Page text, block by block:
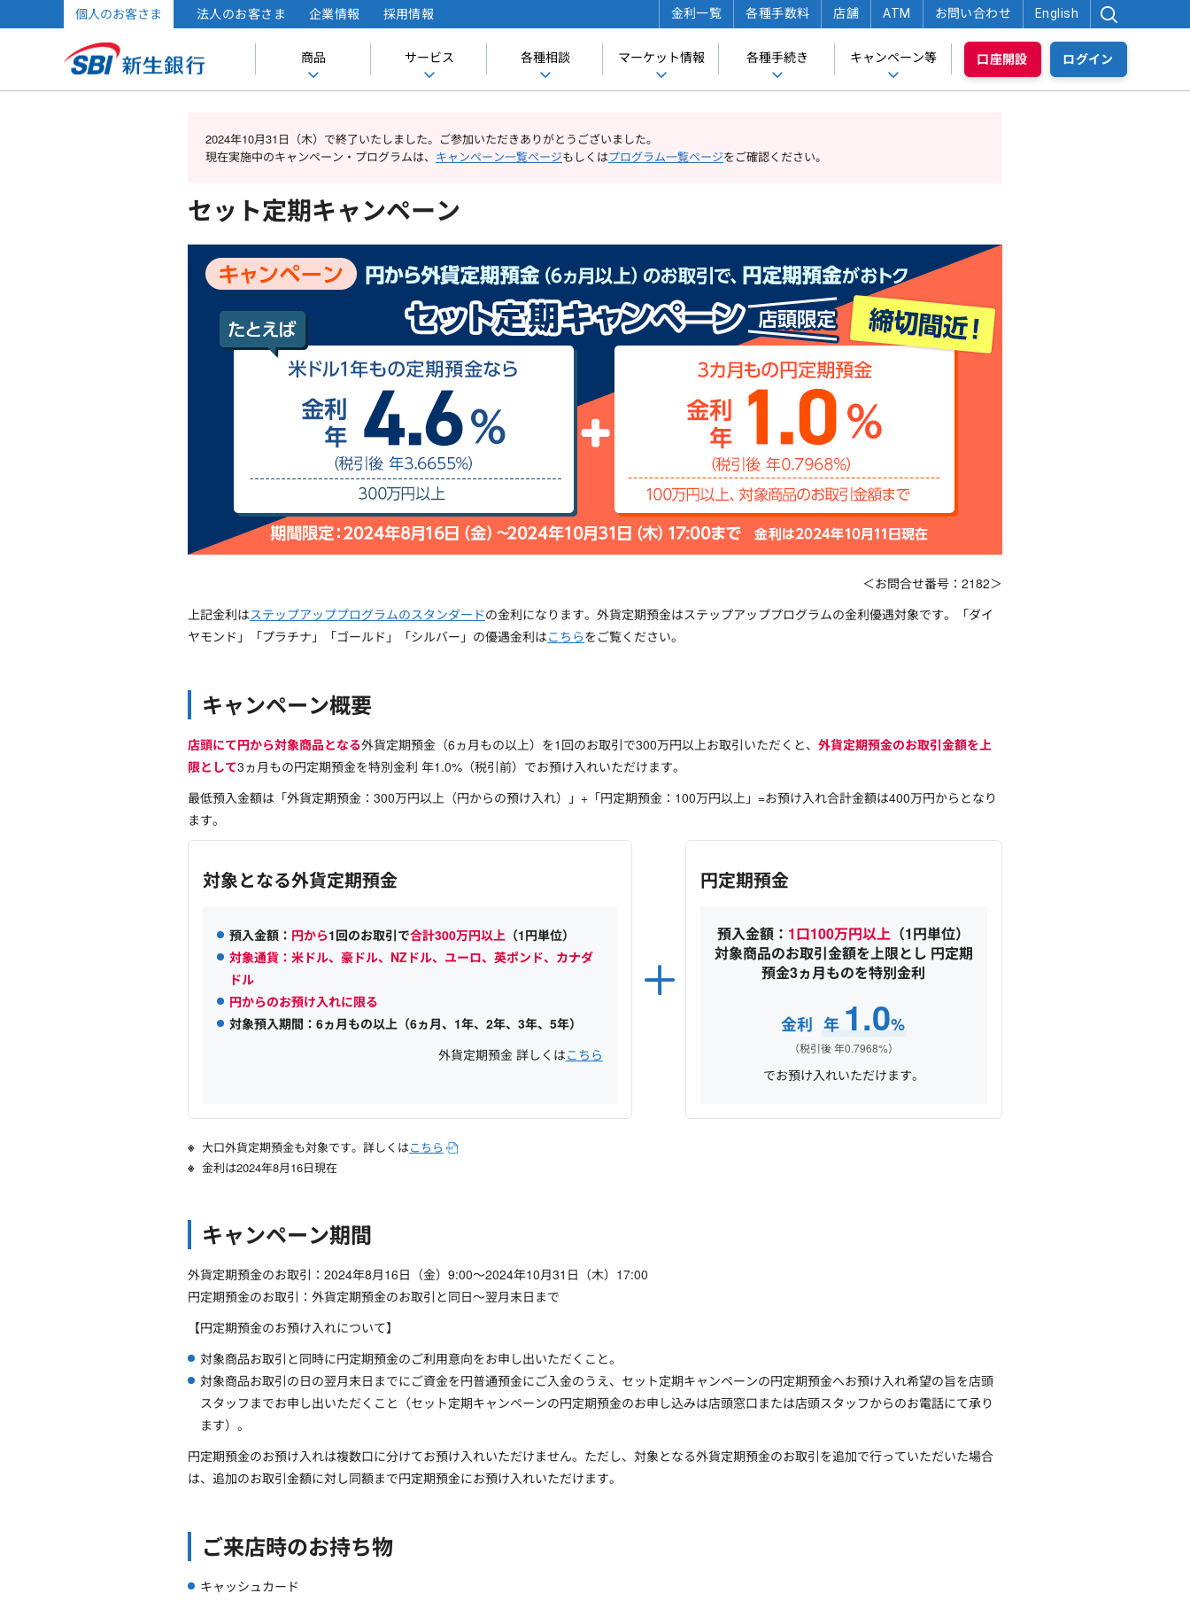
商品 サービス 各種相談 マーケット情報 各種手続き キャンペーン等 口座開設 ログイン
個人のお客さま 法人のお客さま 企業情報 採用情報 金利一覧 各種手数料 店舗 ATM お問い合わせ English
2024年10月31日（木）で終了いたしました。ご参加いただきありがとうございました。
現在実施中のキャンペーン・プログラムは、 キャンペーン一覧ページもしくはプログラム一覧ページをご確認ください。
セット定期キャンペーン
＜お問合せ番号：2182＞
上記金利はステップアッププログラムのスタンダードの金利になります。外貨定期預金はステップアッププログラムの金利優遇対象です。「ダイ
ヤモンド」「プラチナ」「ゴールド」「シルバー」の優遇金利はこちらをご覧ください。
キャンペーン概要
店頭にて円から対象商品となる外貨定期預金（6ヵ月もの以上）を1回のお取引で300万円以上お取引いただくと、 外貨定期預金のお取引金額を上
限として3ヵ月もの円定期預金を特別金利 年1.0%（税引前）でお預け入れいただけます。
最低預入金額は「外貨定期預金：300万円以上（円からの預け入れ）」+「円定期預金：100万円以上」=お預け入れ合計金額は400万円からとなり
ます。
対象となる外貨定期預金
預入金額： 円から1回のお取引で合計300万円以上 （1円単位）
対象通貨：米ドル、豪ドル、NZドル、ユーロ、英ポンド、カナダ
ドル
円からのお預け入れに限る
対象預入期間：6ヵ月もの以上（6ヵ月、1年、2年、3年、5年）
外貨定期預金 詳しくはこちら
円定期預金
預入金額： 1口100万円以上 （1円単位）
対象商品のお取引金額を上限とし 円定期
預金3ヵ月ものを特別金利
金利 年 1.0%
（税引後 年0.7968%）
でお預け入れいただけます。
大口外貨定期預金も対象です。詳しくはこちら
金利は2024年8月16日現在
キャンペーン期間
外貨定期預金のお取引：2024年8月16日（金）9:00～2024年10月31日（木）17:00
円定期預金のお取引：外貨定期預金のお取引と同日～翌月末日まで
【円定期預金のお預け入れについて】
対象商品お取引と同時に円定期預金のご利用意向をお申し出いただくこと。
対象商品お取引の日の翌月末日までにご資金を円普通預金にご入金のうえ、セット定期キャンペーンの円定期預金へお預け入れ希望の旨を店頭
スタッフまでお申し出いただくこと（セット定期キャンペーンの円定期預金のお申し込みは店頭窓口または店頭スタッフからのお電話にて承り
ます）。
円定期預金のお預け入れは複数口に分けてお預け入れいただけません。ただし、対象となる外貨定期預金のお取引を追加で行っていただいた場合
は、追加のお取引金額に対し同額まで円定期預金にお預け入れいただけます。
ご来店時のお持ち物
キャッシュカード